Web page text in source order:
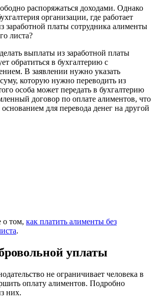
распоряжаться доходами. Однако
организации, где работает
заработной платы сотрудника алименты
листа?
выплаты из заработной платы
обратиться в бухгалтерию с
В заявлении нужно указать
которую нужно переводить из
особа может передать в бухгалтерию
договор по оплате алиментов, что
для перевода денег на другой
о том, как платить алименты без
.
уплаты
не ограничивает человека в
оплату алиментов. Подробно
них.